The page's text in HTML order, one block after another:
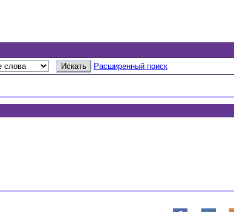
Расширенный поиск